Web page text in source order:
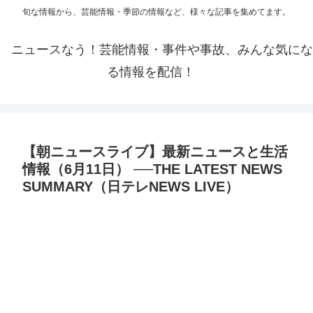
旬な情報から、芸能情報・季節の情報など、様々な記事を集めてます。
ニュースなう！芸能情報・事件や事故、みんな気にな
る情報を配信！
【朝ニュースライブ】最新ニュースと生活
情報（6月11日） ──THE LATEST NEWS
SUMMARY（日テレNEWS LIVE）